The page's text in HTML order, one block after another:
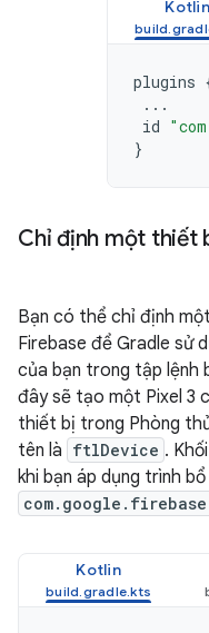
Kotlin
plugins
...
id
}
Chỉ định một thiết
Bạn có thể chỉ định
Firebase để Gradle sử
của bạn trong tập lệnh
đây sẽ tạo một Pixel 3
thiết bị trong Phòng
tên là ftlDevice . Khối
khi bạn áp dụng trình
Kotlin